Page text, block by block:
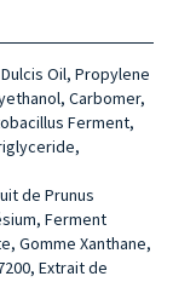
Oil, Propylene
Carbomer,
Ferment,
de Prunus
Ferment
Gomme Xanthane,
Extrait de